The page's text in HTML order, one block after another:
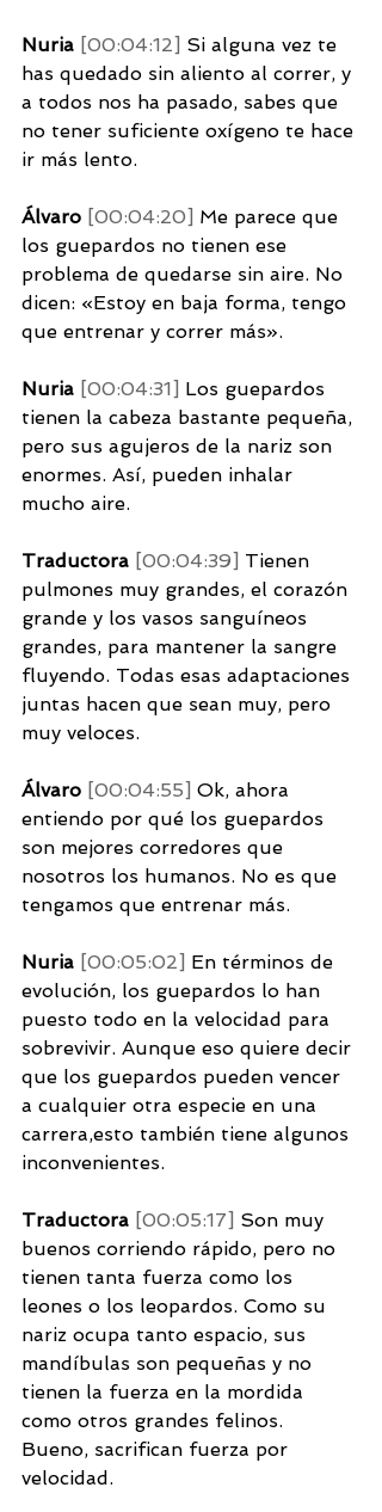
Nuria [00:04:12] Si alguna vez te
has quedado sin aliento al correr, y
a todos nos ha pasado, sabes que
no tener suficiente oxígeno te hace
ir más lento.
Álvaro [00:04:20] Me parece que
los guepardos no tienen ese
problema de quedarse sin aire. No
dicen: «Estoy en baja forma, tengo
que entrenar y correr más».
Nuria [00:04:31] Los guepardos
tienen la cabeza bastante pequeña,
pero sus agujeros de la nariz son
enormes. Así, pueden inhalar
mucho aire.
Traductora [00:04:39] Tienen
pulmones muy grandes, el corazón
grande y los vasos sanguíneos
grandes, para mantener la sangre
fluyendo. Todas esas adaptaciones
juntas hacen que sean muy, pero
muy veloces.
Álvaro [00:04:55] Ok, ahora
entiendo por qué los guepardos
son mejores corredores que
nosotros los humanos. No es que
tengamos que entrenar más.
Nuria [00:05:02] En términos de
evolución, los guepardos lo han
puesto todo en la velocidad para
sobrevivir. Aunque eso quiere decir
que los guepardos pueden vencer
a cualquier otra especie en una
carrera,esto también tiene algunos
inconvenientes.
Traductora [00:05:17] Son muy
buenos corriendo rápido, pero no
tienen tanta fuerza como los
leones o los leopardos. Como su
nariz ocupa tanto espacio, sus
mandíbulas son pequeñas y no
tienen la fuerza en la mordida
como otros grandes felinos.
Bueno, sacrifican fuerza por
velocidad.